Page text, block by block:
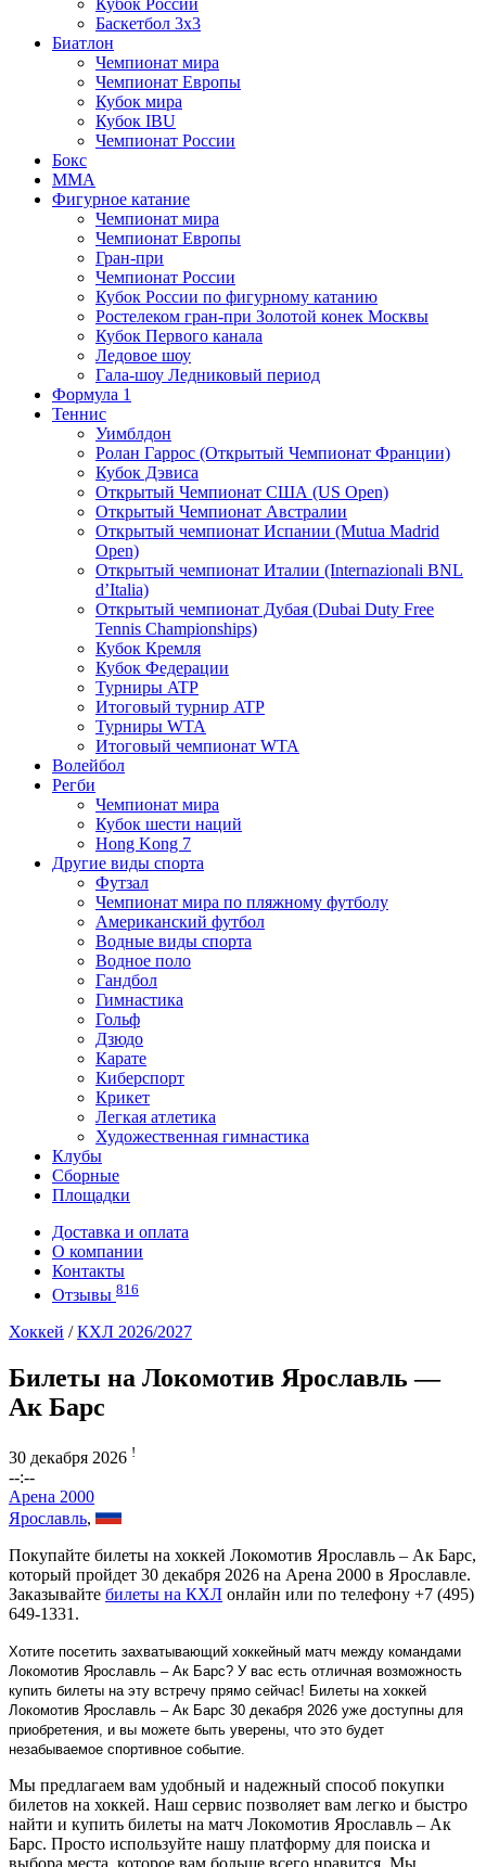
Кубок России
Баскетбол 3х3
Биатлон
Чемпионат мира
Чемпионат Европы
Кубок мира
Кубок IBU
Чемпионат России
Бокс
MMA
Фигурное катание
Чемпионат мира
Чемпионат Европы
Гран-при
Чемпионат России
Кубок России по фигурному катанию
Ростелеком гран-при Золотой конек Москвы
Кубок Первого канала
Ледовое шоу
Гала-шоу Ледниковый период
Формула 1
Теннис
Уимблдон
Ролан Гаррос (Открытый Чемпионат Франции)
Кубок Дэвиса
Открытый Чемпионат США (US Open)
Открытый Чемпионат Австралии
Открытый чемпионат Испании (Mutua Madrid
Open)
Открытый чемпионат Италии (Internazionali BNL
d’Italia)
Открытый чемпионат Дубая (Dubai Duty Free
Tennis Championships)
Кубок Кремля
Кубок Федерации
Турниры ATP
Итоговый турнир ATP
Турниры WTA
Итоговый чемпионат WTA
Волейбол
Регби
Чемпионат мира
Кубок шести наций
Hong Kong 7
Другие виды спорта
Футзал
Чемпионат мира по пляжному футболу
Американский футбол
Водные виды спорта
Водное поло
Гандбол
Гимнастика
Гольф
Дзюдо
Карате
Киберспорт
Крикет
Легкая атлетика
Художественная гимнастика
Клубы
Сборные
Площадки
Доставка и оплата
О компании
Контакты
Отзывы 816
Хоккей /КХЛ 2026/2027
Билеты на Локомотив Ярославль —
Ак Барс
30 декабря 2026 !
--:--
Арена 2000
Ярославль,
Покупайте билеты на хоккей Локомотив Ярославль – Ак Барс,
который пройдет 30 декабря 2026 на Арена 2000 в Ярославле.
Заказывайте билеты на КХЛ онлайн или по телефону +7 (495)
649-1331.
Хотите посетить захватывающий хоккейный матч между командами
Локомотив Ярославль – Ак Барс? У вас есть отличная возможность
купить билеты на эту встречу прямо сейчас! Билеты на хоккей
Локомотив Ярославль – Ак Барс 30 декабря 2026 уже доступны для
приобретения, и вы можете быть уверены, что это будет
незабываемое спортивное событие.
Мы предлагаем вам удобный и надежный способ покупки
билетов на хоккей. Наш сервис позволяет вам легко и быстро
найти и купить билеты на матч Локомотив Ярославль – Ак
Барс. Просто используйте нашу платформу для поиска и